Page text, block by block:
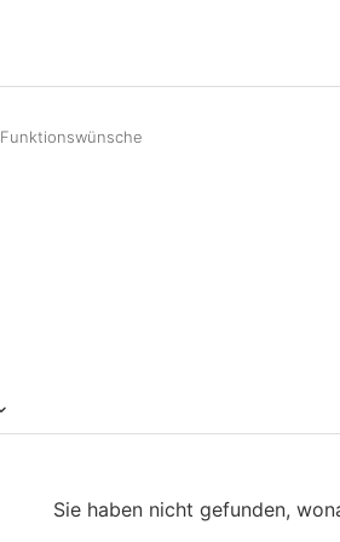
Funktionswünsche
Sie haben nicht gefunden,